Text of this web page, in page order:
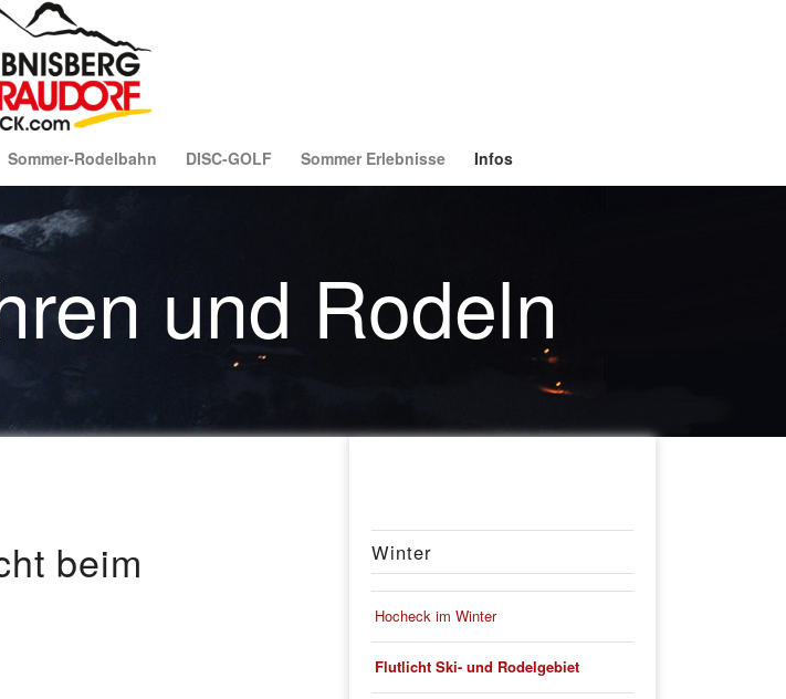
Sommer-Rodelbahn DISC-GOLF Sommer Erlebnisse Infos
und Rodeln
beim Winter
Hocheck im Winter
Flutlicht Ski- und Rodelgebiet